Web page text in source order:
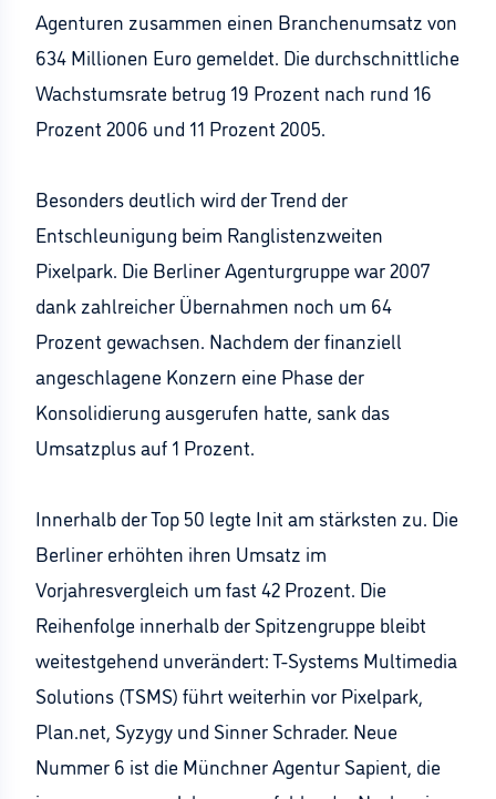
Agenturen zusammen einen Branchenumsatz von
634 Millionen Euro gemeldet. Die durchschnittliche
Wachstumsrate betrug 19 Prozent nach rund 16
Prozent 2006 und 11 Prozent 2005.
Besonders deutlich wird der Trend der
Entschleunigung beim Ranglistenzweiten
Pixelpark. Die Berliner Agenturgruppe war 2007
dank zahlreicher Übernahmen noch um 64
Prozent gewachsen. Nachdem der finanziell
angeschlagene Konzern eine Phase der
Konsolidierung ausgerufen hatte, sank das
Umsatzplus auf 1 Prozent.
Innerhalb der Top 50 legte Init am stärksten zu. Die
Berliner erhöhten ihren Umsatz im
Vorjahresvergleich um fast 42 Prozent. Die
Reihenfolge innerhalb der Spitzengruppe bleibt
weitestgehend unverändert: T-Systems Multimedia
Solutions (TSMS) führt weiterhin vor Pixelpark,
Plan.net, Syzygy und Sinner Schrader. Neue
Nummer 6 ist die Münchner Agentur Sapient, die